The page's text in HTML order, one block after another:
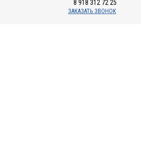
8 918 312 72 25
ЗАКАЗАТЬ ЗВОНОК